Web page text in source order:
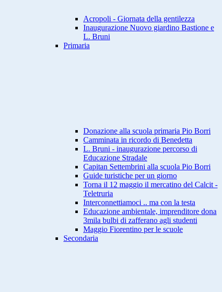
Acropoli - Giornata della gentilezza
Inaugurazione Nuovo giardino Bastione e
L. Bruni
Primaria
Donazione alla scuola primaria Pio Borri
Camminata in ricordo di Benedetta
L. Bruni - inaugurazione percorso di
Educazione Stradale
Capitan Settembrini alla scuola Pio Borri
Guide turistiche per un giorno
Torna il 12 maggio il mercatino del Calcit -
Teletruria
Interconnettiamoci .. ma con la testa
Educazione ambientale, imprenditore dona
3mila bulbi di zafferano agli studenti
Maggio Fiorentino per le scuole
Secondaria